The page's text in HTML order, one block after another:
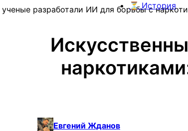
⏳ История
ученые разработали ИИ для борьбы с
Евгений Жданов